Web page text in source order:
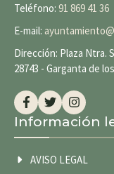
Teléfono: 91 869 41 36
E-mail:
Dirección: Plaza Ntra.
28743 - Garganta de
Información
AVISO LEGAL